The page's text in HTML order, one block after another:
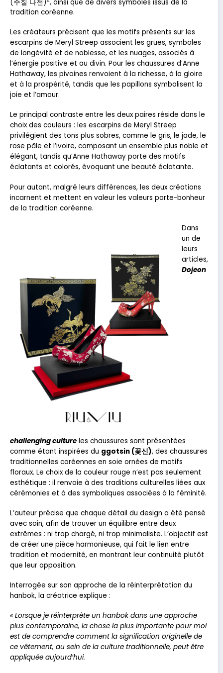
tradition coréenne.
Les créateurs précisent que les motifs présents sur les
escarpins de Meryl Streep associent les grues, symboles
de longévité et de noblesse, et les nuages, associés à
l’énergie positive et au divin. Pour les chaussures d’Anne
Hathaway, les pivoines renvoient à la richesse, à la gloire
et à la prospérité, tandis que les papillons symbolisent la
joie et l’amour.
Le principal contraste entre les deux paires réside dans le
choix des couleurs : les escarpins de Meryl Streep
privilégient des tons plus sobres, comme le gris, le jade, le
rose pâle et l’ivoire, composant un ensemble plus noble et
élégant, tandis qu’Anne Hathaway porte des motifs
éclatants et colorés, évoquant une beauté éclatante.
Pour autant, malgré leurs différences, les deux créations
incarnent et mettent en valeur les valeurs porte-bonheur
de la tradition coréenne.
Dans
un de
leurs
articles,
Dojeon
challenging culture les chaussures sont présentées
comme étant inspirées du ggotsin (꽃신), des chaussures
traditionnelles coréennes en soie ornées de motifs
floraux. Le choix de la couleur rouge n’est pas seulement
esthétique : il renvoie à des traditions culturelles liées aux
cérémonies et à des symboliques associées à la féminité.
L’auteur précise que chaque détail du design a été pensé
avec soin, afin de trouver un équilibre entre deux
extrêmes : ni trop chargé, ni trop minimaliste. L’objectif est
de créer une pièce harmonieuse, qui fait le lien entre
tradition et modernité, en montrant leur continuité plutôt
que leur opposition.
Interrogée sur son approche de la réinterprétation du
hanbok, la créatrice explique :
« Lorsque je réinterprète un hanbok dans une approche
plus contemporaine, la chose la plus importante pour moi
est de comprendre comment la signification originelle de
ce vêtement, au sein de la culture traditionnelle, peut être
appliquée aujourd’hui.